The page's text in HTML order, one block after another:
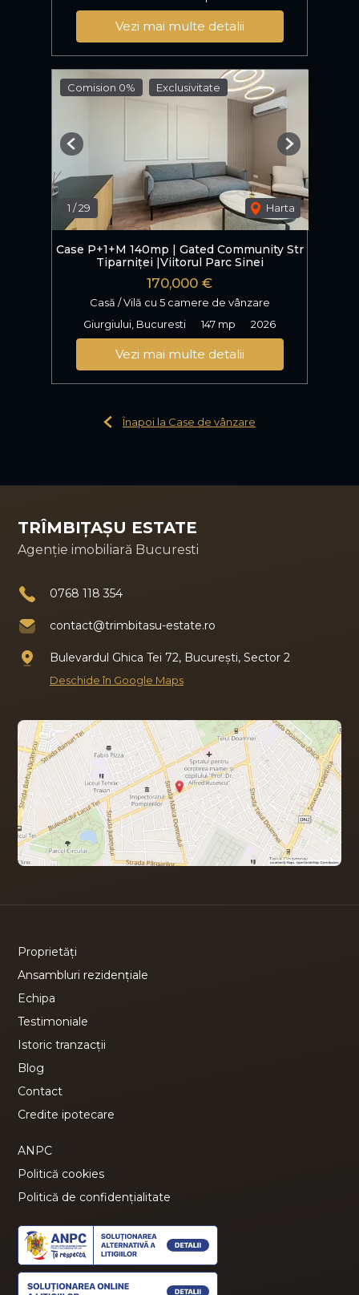
Vezi mai multe detalii
Comision 0% Exclusivitate
1 /29 Harta
Previous Next
Case P+1+M 140mp | Gated Community Str
Tiparniței |Viitorul Parc Sinei
170,000 €
Casă / Vilă cu 5 camere de vânzare
Giurgiului, Bucuresti
147 mp 2026
Vezi mai multe detalii
Înapoi la Case de vânzare
TRÎMBIȚAȘU ESTATE
Agenție imobiliară Bucuresti
0768 118 354
contact@trimbitasu-estate.ro
Bulevardul Ghica Tei 72, București, Sector 2
Deschide în Google Maps
Proprietăți
Ansambluri rezidențiale
Echipa
Testimoniale
Istoric tranzacții
Blog
Contact
Credite ipotecare
ANPC
Politică cookies
Politică de confidențialitate